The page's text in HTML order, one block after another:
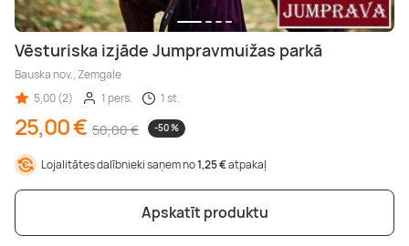
Vēsturiska izjāde Jumpravmuižas parkā
Bauska nov., Zemgale
5,00 (2)
1 pers. 1 st.
25,00 € 50,00 € -50 %
Lojalitātes dalībnieki saņem no1,25 €atpakaļ
Apskatīt produktu